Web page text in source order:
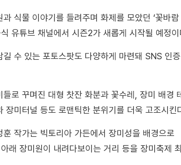
식물 이야기를 들려주며 화제를 모았던 ‘꽃바람
유튜브 채널에서 시즌2가 새롭게 시작될 예정이
수 있는 포토스팟도 다양하게 마련돼 SNS 인
로 꾸며진 대형 찻잔 화분과 꽃수레, 장미 배경
장미터널 등도 로맨틱한 분위기를 더욱 고조시킨
작가는 빅토리아 가든에서 장미성을 배경으로
래 장미원이 내려다보이는 거리 등을 장미축제